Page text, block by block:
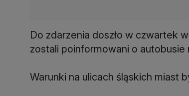
Do zdarzenia doszło w czwartek
zostali poinformowani o autobusie
Warunki na ulicach śląskich miast